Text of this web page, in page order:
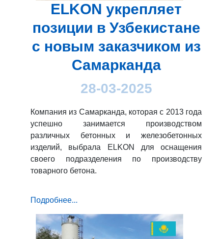
ELKON укрепляет
позиции в Узбекистане
с новым заказчиком из
Самарканда
28-03-2025
Компания из Самарканда, которая с 2013 года
успешно занимается производством
различных бетонных и железобетонных
изделий, выбрала ELKON для оснащения
своего подразделения по производству
товарного бетона.
Подробнее...